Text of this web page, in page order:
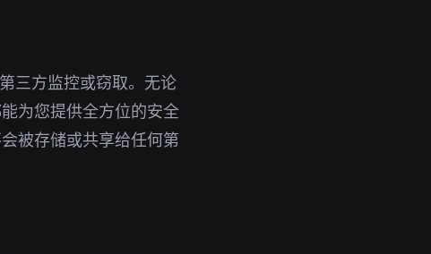
三方监控或窃取。无论
为您提供全方位的安全
被存储或共享给任何第